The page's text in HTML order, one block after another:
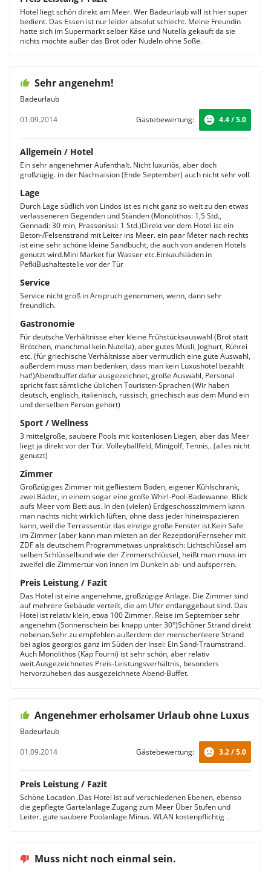
Hotel liegt schön direkt am Meer. Wer Badeurlaub will ist hier super
bedient. Das Essen ist nur leider absolut schlecht. Meine Freundin
hatte sich im Supermarkt selber Käse und Nutella gekauft da sie
nichts mochte außer das Brot oder Nudeln ohne Soße.
Sehr angenehm!
Badeurlaub
01.09.2014
Gästebewertung: 4.4 / 5.0
Allgemein / Hotel
Ein sehr angenehmer Aufenthalt. Nicht luxuriös, aber doch
großzügig. in der Nachsaision (Ende September) auch nicht sehr voll.
Lage
Durch Lage südlich von Lindos ist es nicht ganz so weit zu den etwas
verlasseneren Gegenden und Ständen (Monolithos: 1,5 Std.,
Gennadi: 30 min, Prassonissi: 1 Std.)Direkt vor dem Hotel ist ein
Beton-/Felsenstrand mit Leiter ins Meer. ein paar Meter nach rechts
ist eine sehr schöne kleine Sandbucht, die auch von anderen Hotels
genutzt wird.Mini Market für Wasser etc.Einkaufsläden in
PefkiBushaltestelle vor der Tür
Service
Service nicht groß in Anspruch genommen, wenn, dann sehr
freundlich.
Gastronomie
Für deutsche Verhältnisse eher kleine Frühstücksauswahl (Brot statt
Brötchen, manchmal kein Nutella), aber gutes Müsli, Joghurt, Rührei
etc. (für griechische Verhältnisse aber vermutlich eine gute Auswahl,
außerdem muss man bedenken, dass man kein Luxushotel bezahlt
hat!)Abendbuffet dafür ausgezeichnet, große Auswahl, Personal
spricht fast sämtliche üblichen Touristen-Sprachen (Wir haben
deutsch, englisch, italienisch, russisch, griechisch aus dem Mund ein
und derselben Person gehört)
Sport / Wellness
3 mittelgroße, saubere Pools mit kostenlosen Liegen, aber das Meer
liegt ja direkt vor der Tür. Volleyballfeld, Minigolf, Tennis,. (alles nicht
genutzt)
Zimmer
Großzügiges Zimmer mit gefliestem Boden, eigener Kühlschrank,
zwei Bäder, in einem sogar eine große Whirl-Pool-Badewanne. Blick
aufs Meer vom Bett aus. In den (vielen) Erdgeschosszimmern kann
man nachts nicht wirklich lüften, ohne dass jeder hineinspazieren
kann, weil die Terrassentür das einzige große Fenster ist.Kein Safe
im Zimmer (aber kann man mieten an der Rezeption)Fernseher mit
ZDF als deutschem Programmetwas unpraktisch: Lichtschlüssel am
selben Schlüsselbund wie der Zimmerschlüssel, heißt man muss im
zweifel die Zimmertür von innen im Dunkeln ab- und aufsperren.
Preis Leistung / Fazit
Das Hotel ist eine angenehme, großzügige Anlage. Die Zimmer sind
auf mehrere Gebäude verteilt, die am Ufer entlanggebaut sind. Das
Hotel ist relativ klein, etwa 100 Zimmer. Reise im September sehr
angenehm (Sonnenschein bei knapp unter 30°)Schöner Strand direkt
nebenan.Sehr zu empfehlen außerdem der menschenleere Strand
bei agios georgios ganz im Süden der Insel: Ein Sand-Traumstrand.
Auch Monolithos (Kap Fourni) ist sehr schön, aber relativ
weit.Ausgezeichnetes Preis-Leistungsverhältnis, besonders
hervorzuheben das ausgezeichnete Abend-Buffet.
Angenehmer erholsamer Urlaub ohne Luxus
Badeurlaub
01.09.2014
Gästebewertung: 3.2 / 5.0
Preis Leistung / Fazit
Schöne Location .Das Hotel ist auf verschiedenen Ebenen, ebenso
die gepflegte Gartelanlage.Zugang zum Meer Über Stufen und
Leiter. gute saubere Poolanlage.Minus. WLAN kostenpflichtig .
Muss nicht noch einmal sein.